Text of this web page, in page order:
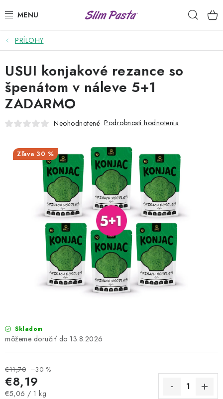
na
PRÍLOHY
HOTOVÉ JEDLÁ
DRESINGY
VÝHODNÉ BALÍČKY
USUI
DIÉTNE PLÁNY
KONTAKTY
SLIM PASTA
Čo je Slim Pasta Naši ambasádori Vernostný program
PRÍLOHY
Skladom
13.8.2026
€11,70 –30 %
€8,19
Jednotková cena:
€5,06 / 1 kg
USUI konjakové rezance so
špenátom v náleve 5+1
ZADARMO
Neohodnotené Podrobnosti hodnotenia
30 %